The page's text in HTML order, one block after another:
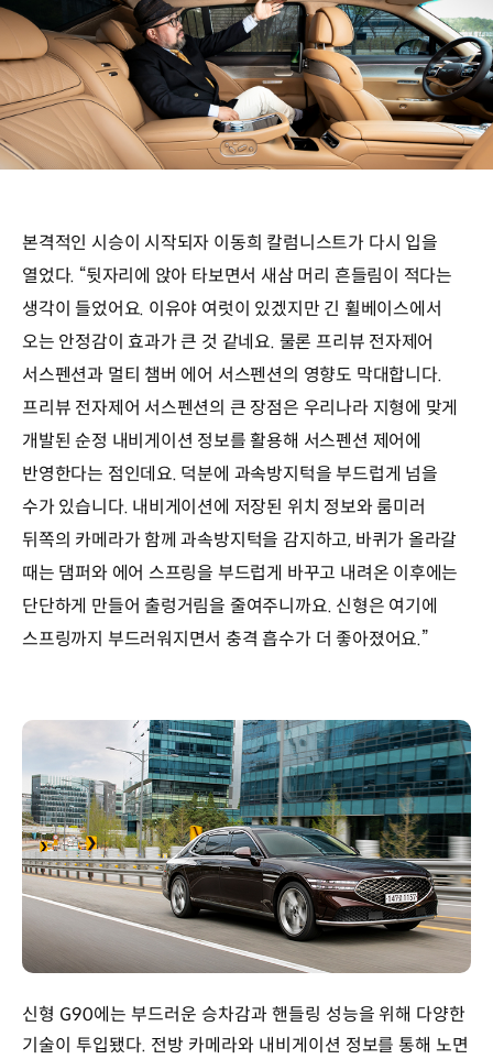
본격적인 시승이 시작되자 이동희 칼럼니스트가 다시 입을
열었다. “뒷자리에 앉아 타보면서 새삼 머리 흔들림이 적다는
생각이 들었어요. 이유야 여럿이 있겠지만 긴 휠베이스에서
오는 안정감이 효과가 큰 것 같네요. 물론 프리뷰 전자제어
서스펜션과 멀티 챔버 에어 서스펜션의 영향도 막대합니다.
프리뷰 전자제어 서스펜션의 큰 장점은 우리나라 지형에 맞게
개발된 순정 내비게이션 정보를 활용해 서스펜션 제어에
반영한다는 점인데요. 덕분에 과속방지턱을 부드럽게 넘을
수가 있습니다. 내비게이션에 저장된 위치 정보와 룸미러
뒤쪽의 카메라가 함께 과속방지턱을 감지하고, 바퀴가 올라갈
때는 댐퍼와 에어 스프링을 부드럽게 바꾸고 내려온 이후에는
단단하게 만들어 출렁거림을 줄여주니까요. 신형은 여기에
스프링까지 부드러워지면서 충격 흡수가 더 좋아졌어요.”
신형 G90에는 부드러운 승차감과 핸들링 성능을 위해 다양한
기술이 투입됐다. 전방 카메라와 내비게이션 정보를 통해 노면